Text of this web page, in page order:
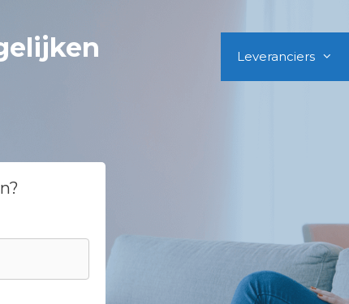
Leveranciers